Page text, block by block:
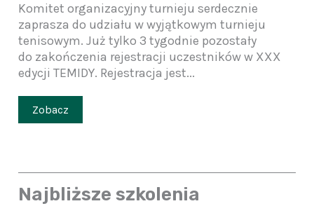
Komitet organizacyjny turnieju serdecznie
zaprasza do udziału w wyjątkowym turnieju
tenisowym. Już tylko 3 tygodnie pozostały
do zakończenia rejestracji uczestników w XXX
edycji TEMIDY. Rejestracja jest...
Zobacz
Najbliższe szkolenia